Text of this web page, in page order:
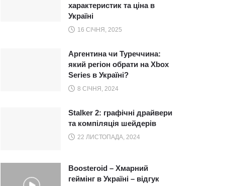
характеристик та ціна в
Україні
16 СІЧНЯ, 2025
Аргентина чи Туреччина:
який регіон обрати на Xbox
Series в Україні?
8 СІЧНЯ, 2024
Stalker 2: графічні драйвери
та компіляція шейдерів
22 ЛИСТОПАДА, 2024
Boosteroid – Хмарний
геймінг в Україні – відгук